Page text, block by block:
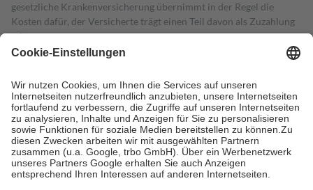
gesetzliche Krankenversicherung übernimmt in der Regel die
Kosten dafür, der Versicherte trägt einen Teil davon als Zuzahlung
mit.
Grundsätzlich leisten Mitglieder Zuzahlungen in Höhe von zehn
höchstens zehn Euro.
Es sind jedoch nie mehr als die tatsächlichen
Kosten der Leistung zu entrichten.
Diese Regeln gelten grundsätzlich auch für Online-Apotheken.
Bei Heilmitteln und häuslicher Krankenpflege beträgt die
Zuzahlung zehn Prozent der Kosten sowie zehn Euro je
Verordnung.
Um das Engagement der Versicherten für ihre eigene Gesundheit zu
stärken und die besondere Stellung der Familie zu unterstützen,